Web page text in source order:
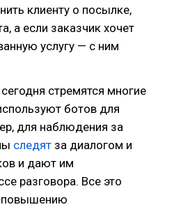
клиенту о посылке,
а если заказчик хочет
услугу — с ним
стремятся многие
ботов для
для наблюдения за
следят за диалогом и
и дают им
разговора. Все это
повышению